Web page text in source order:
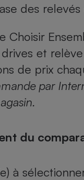
des relevés
Choisir
et
de prix
par
du
à